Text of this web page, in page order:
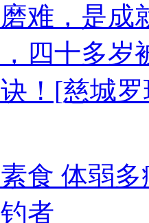
难，是成
四十多岁
！[慈城
食 体弱
者